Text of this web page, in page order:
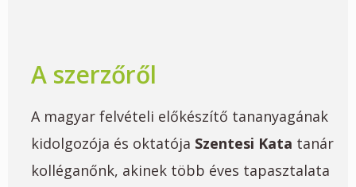
A szerzőről
A magyar felvételi előkészítő tananyagának
kidolgozója és oktatója Szentesi Kata tanár
kolléganőnk, akinek több éves tapasztalata